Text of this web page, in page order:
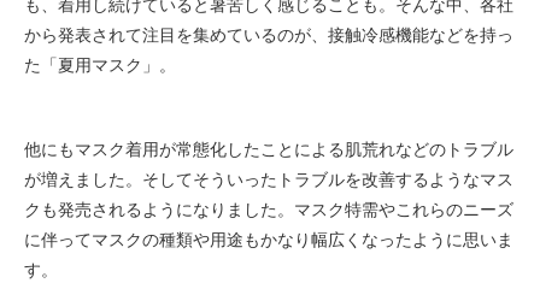
から発表されて注目を集めているのが、接触冷感機能などを持っ
た「夏用マスク」。
他にもマスク着用が常態化したことによる肌荒れなどのトラブル
が増えました。そしてそういったトラブルを改善するようなマス
クも発売されるようになりました。マスク特需やこれらのニーズ
に伴ってマスクの種類や用途もかなり幅広くなったように思いま
す。